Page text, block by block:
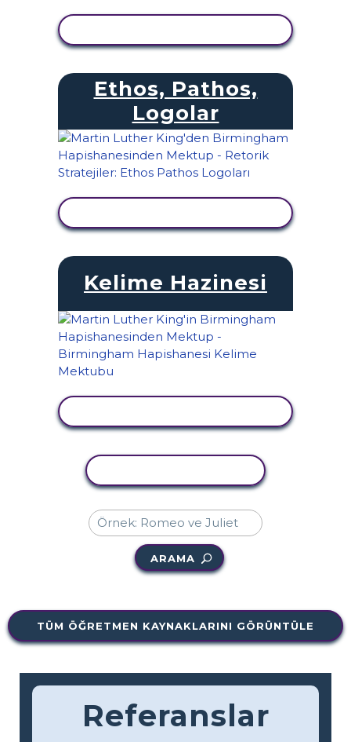
Ethos, Pathos,
Logolar
Kelime Hazinesi
ARAMA
TÜM ÖĞRETMEN KAYNAKLARINI GÖRÜNTÜLE
Referanslar